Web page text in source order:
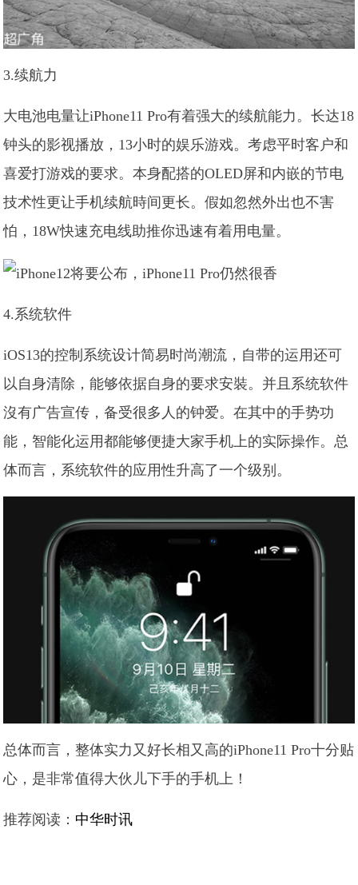
3.续航力
大电池电量让iPhone11 Pro有着强大的续航能力。长达18
钟头的影视播放，13小时的娱乐游戏。考虑平时客户和
喜爱打游戏的要求。本身配搭的OLED屏和内嵌的节电
技术性更让手机续航時间更长。假如忽然外出也不害
怕，18W快速充电线助推你迅速有着用电量。
4.系统软件
iOS13的控制系统设计简易时尚潮流，自带的运用还可
以自身清除，能够依据自身的要求安裝。并且系统软件
沒有广告宣传，备受很多人的钟爱。在其中的手势功
能，智能化运用都能够便捷大家手机上的实际操作。总
体而言，系统软件的应用性升高了一个级别。
总体而言，整体实力又好长相又高的iPhone11 Pro十分贴
心，是非常值得大伙儿下手的手机上！
推荐阅读： 中华时讯